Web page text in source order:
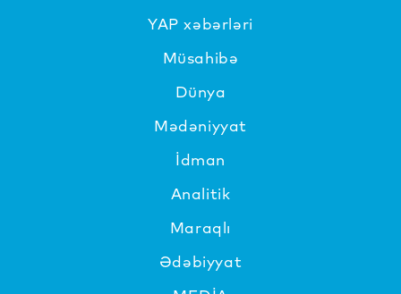
YAP xəbərləri
Müsahibə
Dünya
Mədəniyyat
İdman
Analitik
Maraqlı
Ədəbiyyat